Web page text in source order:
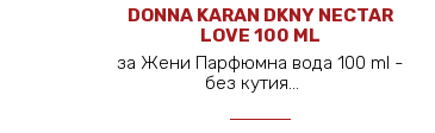
DONNA KARAN DKNY NECTAR
LOVE 100 ML
за Жени Парфюмна вода 100 ml -
без кутия...